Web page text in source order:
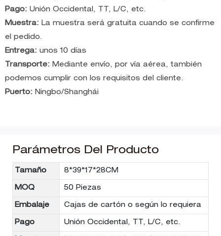
Pago: Unión Occidental, TT, L/C, etc.
Muestra: La muestra será gratuita cuando se confirme
el pedido.
Entrega: unos 10 días
Transporte: Mediante envío, por vía aérea, también
podemos cumplir con los requisitos del cliente.
Puerto: Ningbo/Shanghái
Parámetros Del Producto
Tamaño 8*39*17*28CM
MOQ 50 Piezas
Embalaje Cajas de cartón o según lo requiera
Pago Unión Occidental, TT, L/C, etc.